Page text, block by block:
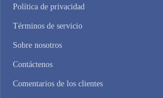
Política de privacidad
Términos de servicio
Sobre nosotros
Contáctenos
Comentarios de los clientes